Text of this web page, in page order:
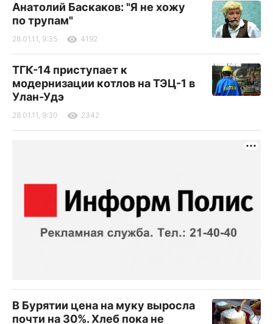
Анатолий Баскаков: "Я не хожу
по трупам"
28.01.11, 9:35 4192
ТГК-14 приступает к
модернизации котлов на ТЭЦ-1 в
Улан-Удэ
28.01.11, 9:30 2342
В Бурятии цена на муку выросла
почти на 30%. Хлеб пока не